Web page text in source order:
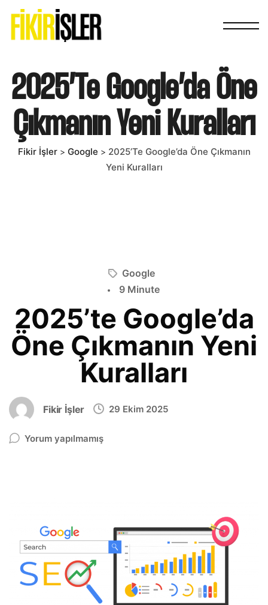
2025’te Google’da Öne
Çıkmanın Yeni Kuralları
Fikir İşler> Google > 2025’te Google’da Öne Çıkmanın
Yeni Kuralları
Google
9 Minute
2025’te Google’da
Öne Çıkmanın Yeni
Kuralları
Fikir İşler 29 Ekim 2025
Yorum yapılmamış